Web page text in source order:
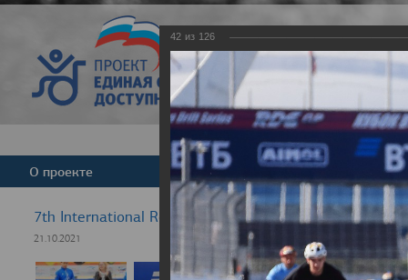
Версия для
О проекте Команда Новости
7th International Rezept-Sport Wheelchair Half
21.10.2021
42 из 126